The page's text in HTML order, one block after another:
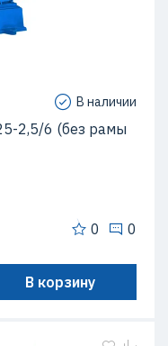
В наличии
2,5/6 (без рамы
0 0
В корзину